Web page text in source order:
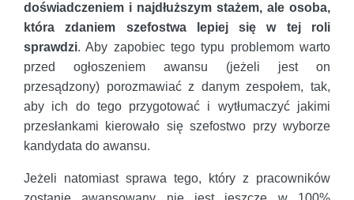
doświadczeniem i najdłuższym stażem, ale osoba,
która zdaniem szefostwa lepiej się w tej roli
sprawdzi. Aby zapobiec tego typu problemom warto
przed ogłoszeniem awansu (jeżeli jest on
przesądzony) porozmawiać z danym zespołem, tak,
aby ich do tego przygotować i wytłumaczyć jakimi
przesłankami kierowało się szefostwo przy wyborze
kandydata do awansu.
Jeżeli natomiast sprawa tego, który z pracowników